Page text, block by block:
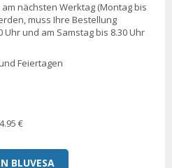
nächsten Werktag (Montag bis
muss Ihre Bestellung
und am Samstag bis 8.30 Uhr
Feiertagen
€
BLUVESA